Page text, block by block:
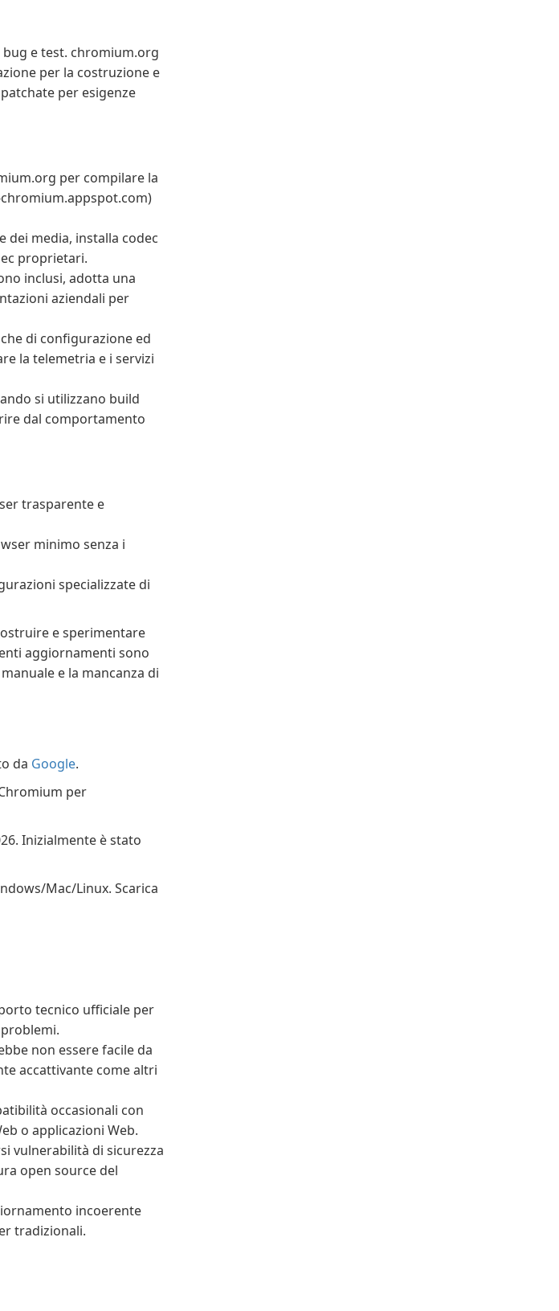
e test. chromium.org
per la costruzione e
per esigenze
per compilare la
dei media, installa codec
proprietari.
inclusi, adotta una
aziendali per
di configurazione ed
la telemetria e i servizi
si utilizzano build
dal comportamento
trasparente e
minimo senza i
specializzate di
e sperimentare
aggiornamenti sono
e la mancanza di
da Google.
per
Inizialmente è stato
Mac/Linux. Scarica
tecnico ufficiale per
non essere facile da
accattivante come altri
occasionali con
o applicazioni Web.
vulnerabilità di sicurezza
open source del
incoerente
tradizionali.